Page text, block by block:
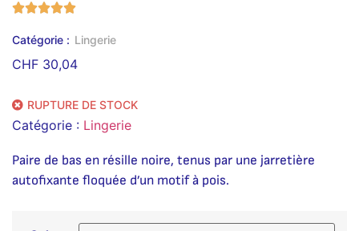
Catégorie : Lingerie
CHF 30,04
RUPTURE DE STOCK
Catégorie : Lingerie
Paire de bas en résille noire, tenus par une jarretière
autofixante floquée d’un motif à pois.